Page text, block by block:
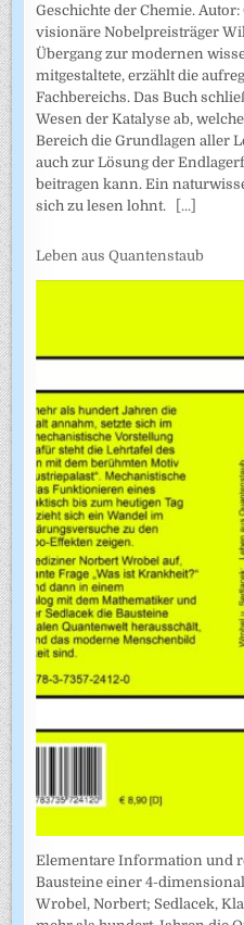
Geschichte der Chemie.
visionäre Nobelpreisträger
Übergang zur modernen
mitgestaltete, erzählt die
Fachbereichs. Das Buch
Wesen der Katalyse ab,
Bereich die Grundlagen aller
auch zur Lösung der
beitragen kann. Ein
sich zu lesen lohnt.
[...]
Leben aus Quantenstaub
Elementare Information und
Bausteine einer 4-
Wrobel, Norbert; Sedlacek,